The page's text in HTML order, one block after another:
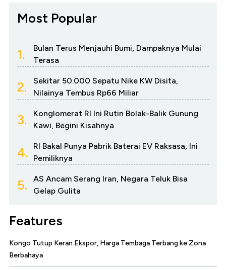
Most Popular
1.
Bulan Terus Menjauhi Bumi, Dampaknya Mulai
Terasa
2.
Sekitar 50.000 Sepatu Nike KW Disita,
Nilainya Tembus Rp66 Miliar
3.
Konglomerat RI Ini Rutin Bolak-Balik Gunung
Kawi, Begini Kisahnya
4.
RI Bakal Punya Pabrik Baterai EV Raksasa, Ini
Pemiliknya
5.
AS Ancam Serang Iran, Negara Teluk Bisa
Gelap Gulita
Features
Kongo Tutup Keran Ekspor, Harga Tembaga Terbang ke Zona
Berbahaya